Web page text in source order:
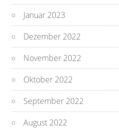
Januar 2023
Dezember 2022
November 2022
Oktober 2022
September 2022
August 2022